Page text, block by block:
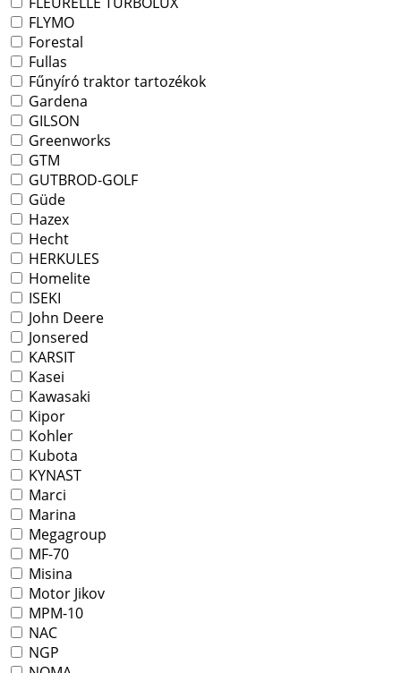
FLYMO
Forestal
Fullas
Fűnyíró traktor tartozékok
Gardena
GILSON
Greenworks
GTM
GUTBROD-GOLF
Güde
Hazex
Hecht
HERKULES
Homelite
ISEKI
John Deere
Jonsered
KARSIT
Kasei
Kawasaki
Kipor
Kohler
Kubota
KYNAST
Marci
Marina
Megagroup
MF-70
Misina
Motor Jikov
MPM-10
NAC
NGP